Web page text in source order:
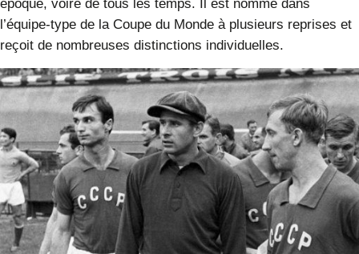
l’équipe-type de la Coupe du Monde à plusieurs reprises et
reçoit de nombreuses distinctions individuelles.